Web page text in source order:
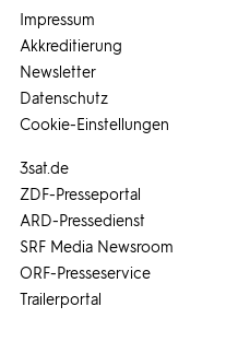
3sat.de
ZDF-Presseportal
ARD-Pressedienst
SRF Media Newsroom
ORF-Presseservice
Trailerportal
Impressum
Akkreditierung
Newsletter
Datenschutz
Cookie-Einstellungen